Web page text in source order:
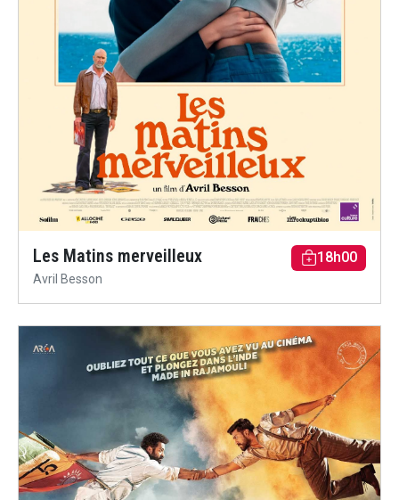
Les Matins merveilleux
Avril Besson
18h00